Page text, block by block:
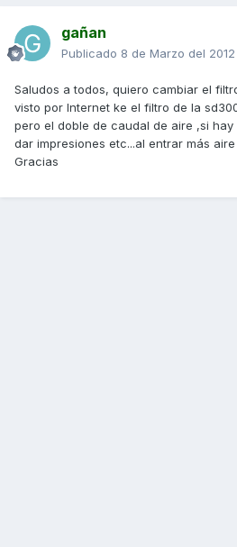
gañan
Publicado 8 de Marzo del 2012
Saludos a todos, quiero cambiar el
visto por Internet ke el filtro de la
pero el doble de caudal de aire ,si
dar impresiones etc...al entrar más
Gracias